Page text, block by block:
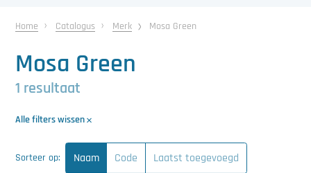
Ontvochtiging
Reinigingsmachines
Teeltwisseling
Home Catalogus Merk Mosa Green
Mosa Green
1 resultaat
Alle filters wissen
Sorteer op: Naam Code Laatst toegevoegd